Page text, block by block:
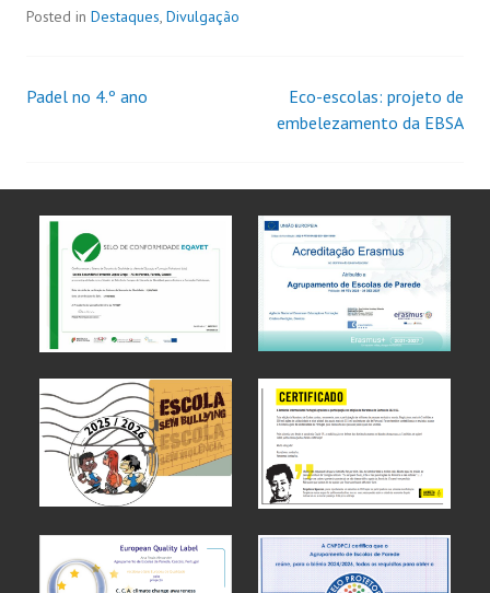
Posted in Destaques, Divulgação
Padel no 4.º ano
Eco-escolas: projeto de
embelezamento da EBSA